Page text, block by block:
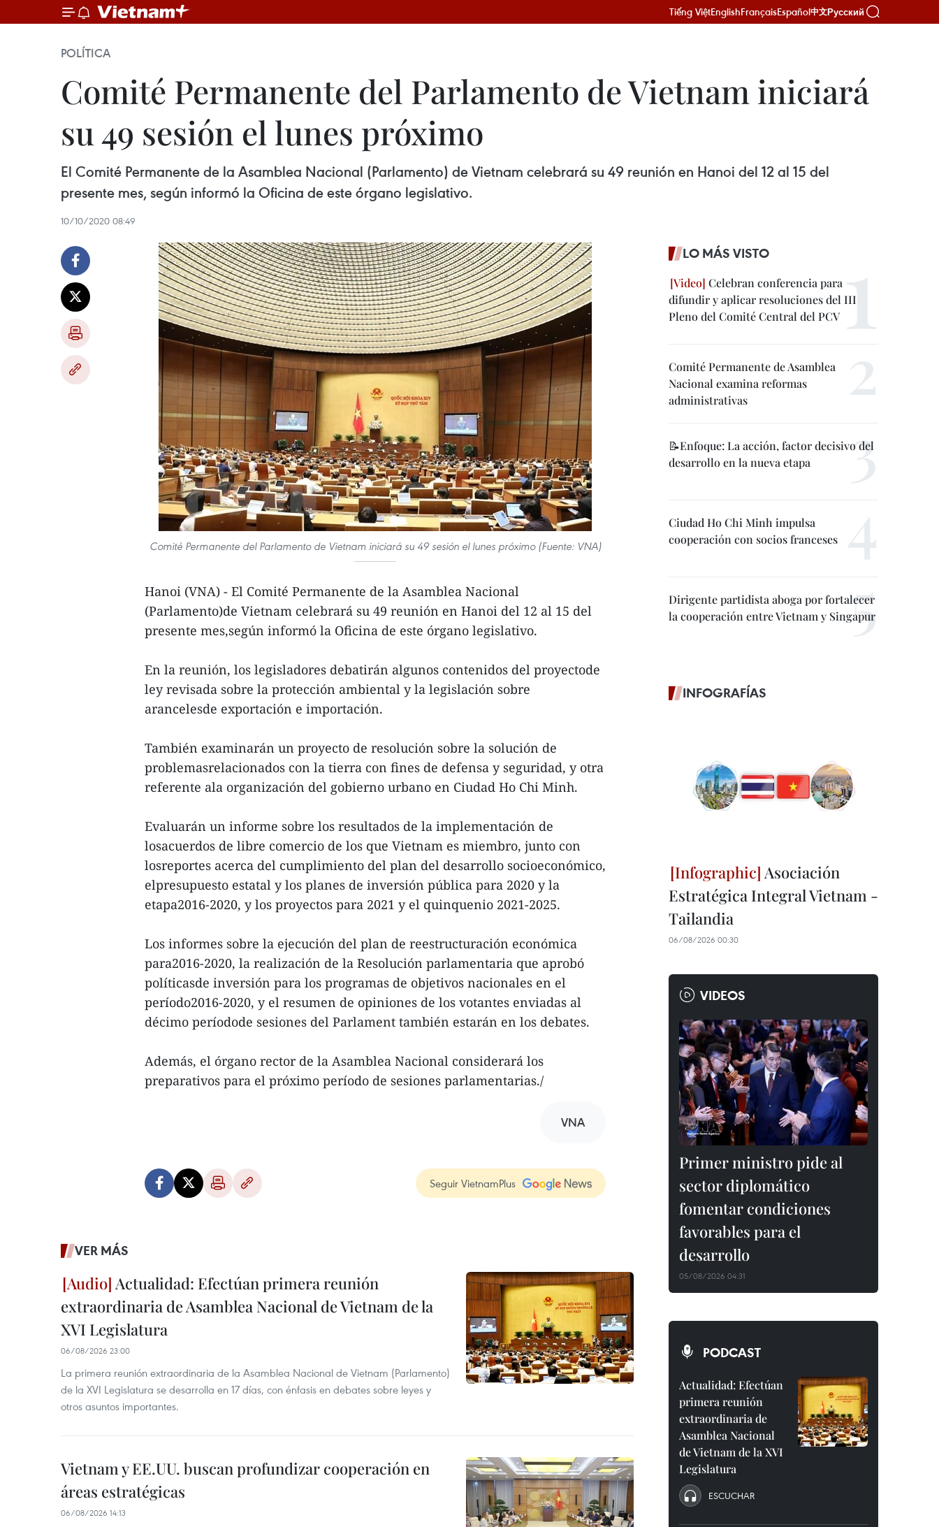
Tiếng ViệtEnglishFrançaisEspañol中文Русский
POLÍTICA
Comité Permanente del Parlamento de Vietnam iniciará
su 49 sesión el lunes próximo
El Comité Permanente de la Asamblea Nacional (Parlamento) de Vietnam celebrará su 49 reunión en Hanoi del 12 al 15 del
presente mes, según informó la Oficina de este órgano legislativo.
10/10/2020 08:49
Comité Permanente del Parlamento de Vietnam iniciará su 49 sesión el lunes próximo (Fuente: VNA)
Hanoi (VNA) - El Comité Permanente de la Asamblea Nacional
(Parlamento)de Vietnam celebrará su 49 reunión en Hanoi del 12 al 15 del
presente mes,según informó la Oficina de este órgano legislativo.
En la reunión, los legisladores debatirán algunos contenidos del proyectode
ley revisada sobre la protección ambiental y la legislación sobre
arancelesde exportación e importación.
También examinarán un proyecto de resolución sobre la solución de
problemasrelacionados con la tierra con fines de defensa y seguridad, y otra
referente ala organización del gobierno urbano en Ciudad Ho Chi Minh.
Evaluarán un informe sobre los resultados de la implementación de
losacuerdos de libre comercio de los que Vietnam es miembro, junto con
losreportes acerca del cumplimiento del plan del desarrollo socioeconómico,
elpresupuesto estatal y los planes de inversión pública para 2020 y la
etapa2016-2020, y los proyectos para 2021 y el quinquenio 2021-2025.
Los informes sobre la ejecución del plan de reestructuración económica
para2016-2020, la realización de la Resolución parlamentaria que aprobó
políticasde inversión para los programas de objetivos nacionales en el
período2016-2020, y el resumen de opiniones de los votantes enviadas al
décimo períodode sesiones del Parlament también estarán en los debates.
Además, el órgano rector de la Asamblea Nacional considerará los
preparativos para el próximo período de sesiones parlamentarias./
VNA
Seguir VietnamPlus
VER MÁS
Actualidad: Efectúan primera reunión
extraordinaria de Asamblea Nacional de Vietnam de la
XVI Legislatura
06/08/2026 23:00
La primera reunión extraordinaria de la Asamblea Nacional de Vietnam (Parlamento)
de la XVI Legislatura se desarrolla en 17 días, con énfasis en debates sobre leyes y
otros asuntos importantes.
Vietnam y EE.UU. buscan profundizar cooperación en
áreas estratégicas
06/08/2026 14:13
LO MÁS VISTO
Celebran conferencia para
difundir y aplicar resoluciones del III
Pleno del Comité Central del PCV
Comité Permanente de Asamblea
Nacional examina reformas
administrativas
📝Enfoque: La acción, factor decisivo del
desarrollo en la nueva etapa
Ciudad Ho Chi Minh impulsa
cooperación con socios franceses
Dirigente partidista aboga por fortalecer
la cooperación entre Vietnam y Singapur
INFOGRAFÍAS
Asociación
Estratégica Integral Vietnam -
Tailandia
06/08/2026 00:30
VIDEOS
Primer ministro pide al
sector diplomático
fomentar condiciones
favorables para el
desarrollo
05/08/2026 04:31
PODCAST
Actualidad: Efectúan
primera reunión
extraordinaria de
Asamblea Nacional
de Vietnam de la XVI
Legislatura
ESCUCHAR